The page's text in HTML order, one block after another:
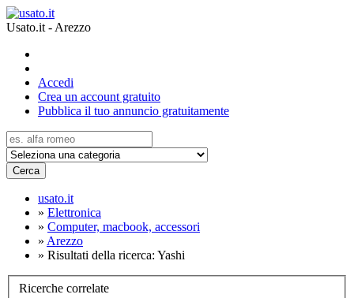
Usato.it - Arezzo
Accedi
Crea un account gratuito
Pubblica il tuo annuncio gratuitamente
Cerca
usato.it
» Elettronica
» Computer, macbook, accessori
» Arezzo
» Risultati della ricerca: Yashi
Ricerche correlate